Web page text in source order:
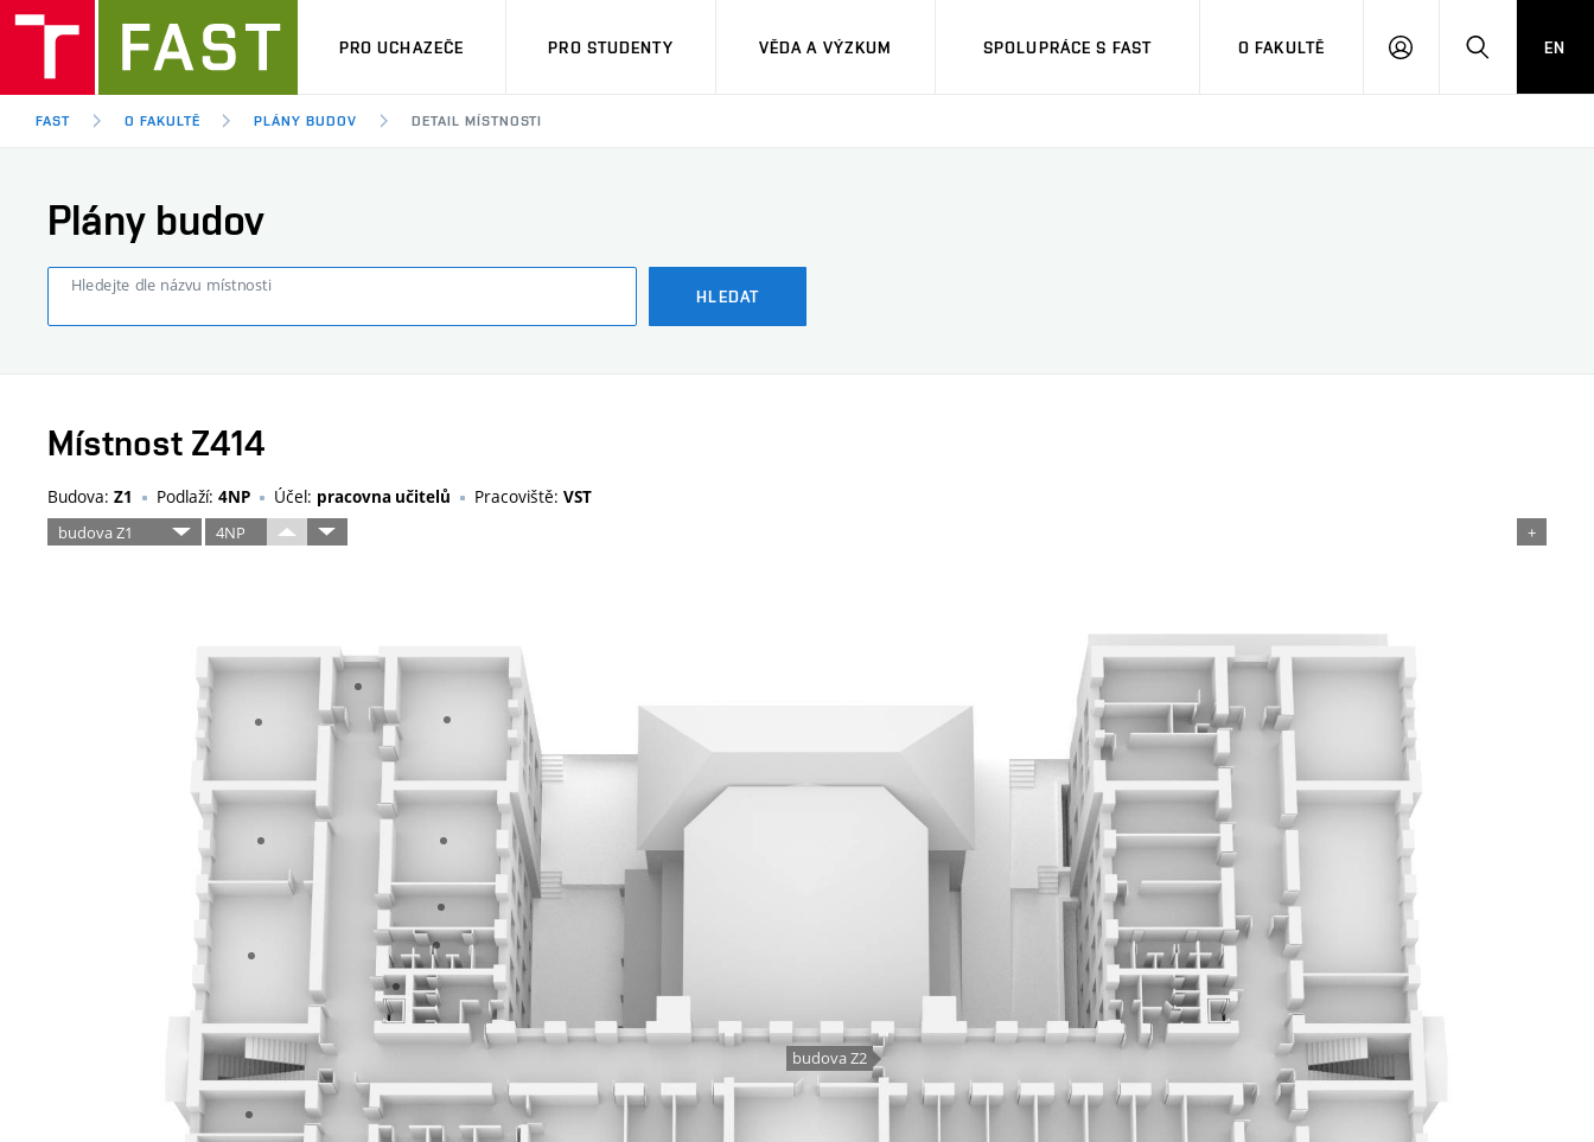
PRO UCHAZEČE PRO STUDENTY VĚDA A VÝZKUM SPOLUPRÁCE S FAST O FAKULTĚ
PŘIHLÁSITHLEDAT
EN
FAST O FAKULTĚ PLÁNY BUDOV DETAIL MÍSTNOSTI
Plány budov
Hledejte dle názvu místnosti
HLEDAT
Místnost Z414
Budova: Z1 Podlaží: 4NP Účel: pracovna učitelů Pracoviště: VST